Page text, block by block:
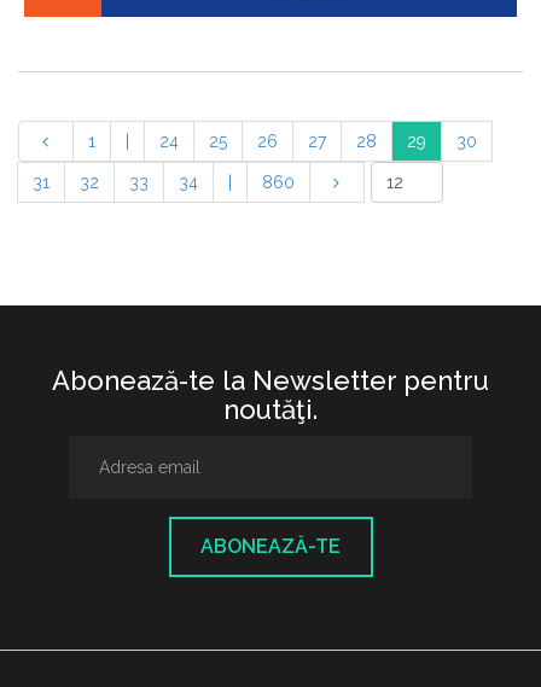
1 24 25 26 27 28 29 30
31 32 33 34 860
Abonează-te la Newsletter pentru
noutăţi.
ABONEAZĂ-TE